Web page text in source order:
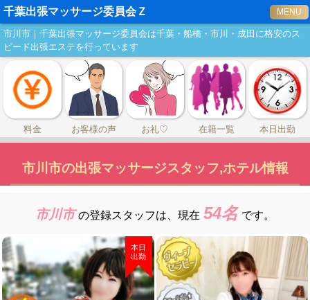
千葉出張マッサージ委員会Ｚ MENU
市川市｜千葉出張マッサージ委員会は千葉・船橋・市川・成田に格安のス
ピード出張エステを行っています
料金 お客様の声 お礼♡ 在籍一覧 本日出勤
市川市の出張マッサージスタッフ,ホテル情報
市川市 の登録スタッフは、 現在 54名 です。
本日
出勤